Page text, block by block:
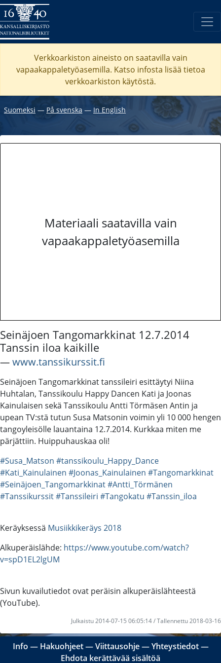
Verkkoarkiston aineisto on saatavilla vain
vapaakappaletyöasemilla. Katso infosta lisää tietoa
verkkoarkiston käytöstä.
Suomeksi ― På svenska ― In English
Materiaali saatavilla vain
vapaakappaletyöasemilla
Seinäjoen Tangomarkkinat 12.7.2014
Tanssin iloa kaikille
―www.tanssikurssit.fi
Seinäjoen Tangomarkkinat tanssileiri esittäytyi Niina
Huhtalan, Tanssikoulu Happy Dancen Kati ja Joonas
Kainulaisen sekä Tanssikoulu Antti Törmäsen Antin ja
upean TV:stä tutun Susa Matsonin voimin yli 10 000 hengen
tangoyleisölle lauantaina 12.7.2014. Kurkkaa miten me
pärjättiin. Huippuhauskaa oli!
#Susa_Matson #tanssikoulu_Happy_Dance
#Kati_Kainulainen #Joonas_Kainulainen #Tangomarkkinat
#Seinäjoen_Tangomarkkinat#Antti_Törmänen
#Tanssikurssit#Tanssileiri #Tangokatu #Tanssin_iloa
Keräyksessä Musiikkikeräys 2018
Alkuperäislähde: https://www.youtube.com/watch?
v=spD1EL2lgUM
Sivun kuvailutiedot ovat peräisin alkuperäislähteestä
(YouTube).
Julkaistu 2014-07-15 06:05:14 / Tallennettu 2018-03-16
Info ― Hakuohjeet―Viittausohje―Yhteystiedot―
Ehdota kerättävää sisältöä